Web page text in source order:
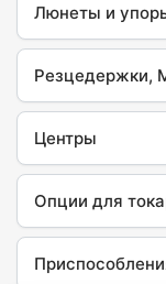
Люнеты и
Резцедержки,
Центры
Опции для